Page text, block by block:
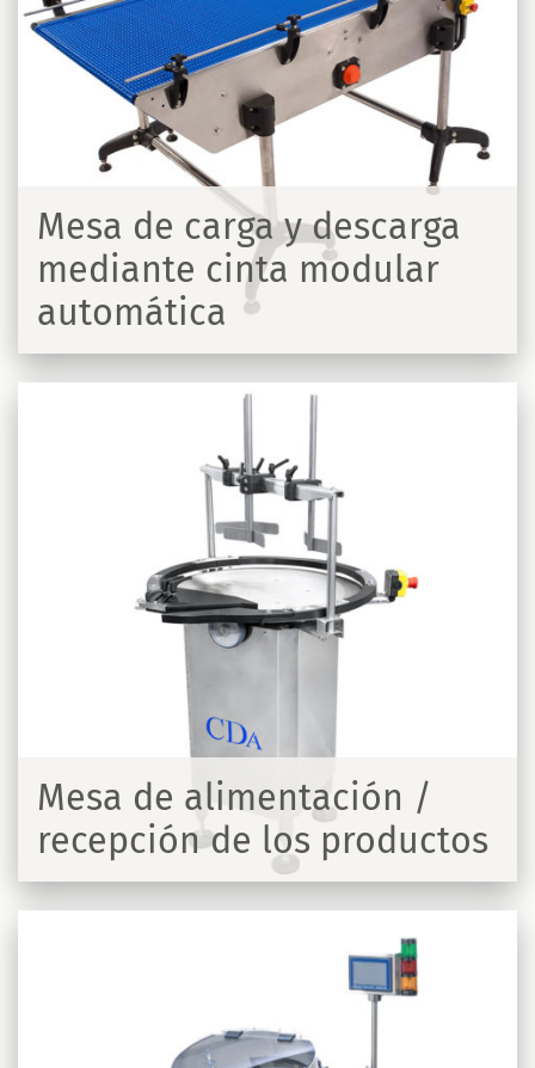
Mesa de carga y descarga
mediante cinta modular
automática
Mesa de alimentación /
recepción de los productos